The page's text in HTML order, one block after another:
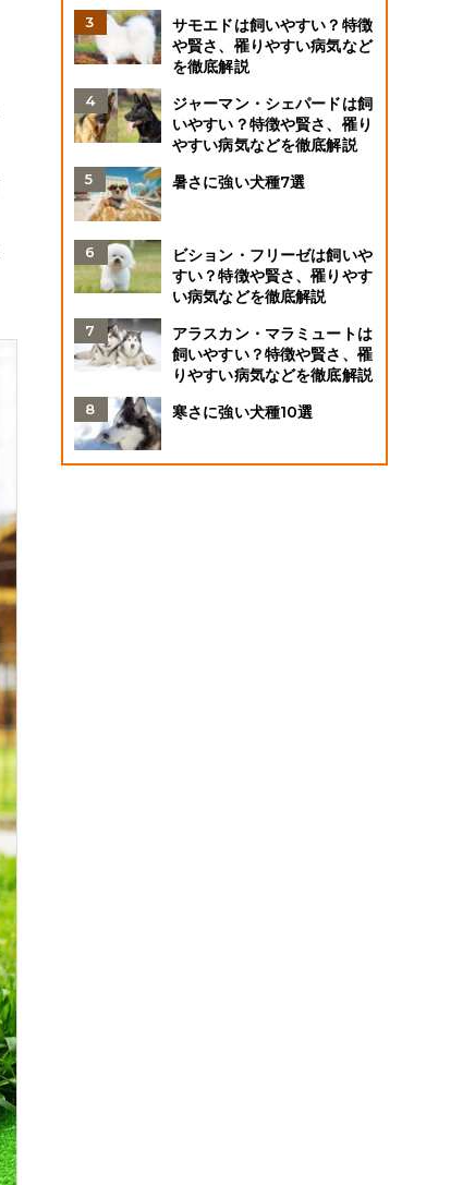
サモエドは飼いやすい？特徴
や賢さ、罹りやすい病気など
を徹底解説
ジャーマン・シェパードは飼
いやすい？特徴や賢さ、罹り
やすい病気などを徹底解説
暑さに強い犬種7選
ビション・フリーゼは飼いや
すい？特徴や賢さ、罹りやす
い病気などを徹底解説
アラスカン・マラミュートは
飼いやすい？特徴や賢さ、罹
りやすい病気などを徹底解説
寒さに強い犬種10選